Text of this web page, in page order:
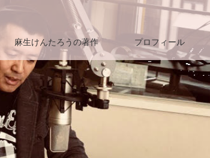
麻生けんたろうの著作 プロフィール